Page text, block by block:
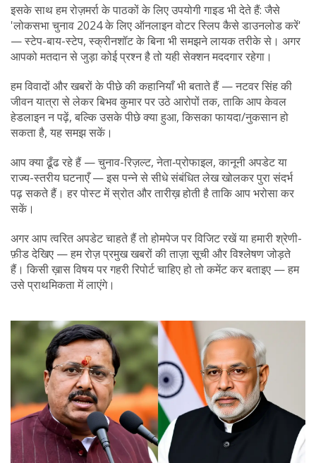
इसके साथ हम रोज़मर्रा के पाठकों के लिए उपयोगी गाइड भी देते हैं: जैसे
'लोकसभा चुनाव 2024 के लिए ऑनलाइन वोटर स्लिप कैसे डाउनलोड करें'
— स्टेप-बाय-स्टेप, स्क्रीनशॉट के बिना भी समझने लायक तरीके से। अगर
आपको मतदान से जुड़ा कोई प्रश्न है तो यही सेक्शन मददगार रहेगा।
हम विवादों और खबरों के पीछे की कहानियाँ भी बताते हैं — नटवर सिंह की
जीवन यात्रा से लेकर बिभव कुमार पर उठे आरोपों तक, ताकि आप केवल
हेडलाइन न पढ़ें, बल्कि उसके पीछे क्या हुआ, किसका फायदा/नुकसान हो
सकता है, यह समझ सकें।
आप क्या ढूँढ रहे हैं — चुनाव-रिज़ल्ट, नेता‑प्रोफाइल, कानूनी अपडेट या
राज्य-स्तरीय घटनाएँ — इस पन्ने से सीधे संबंधित लेख खोलकर पुरा संदर्भ
पढ़ सकते हैं। हर पोस्ट में स्रोत और तारीख़ होती है ताकि आप भरोसा कर
सकें।
अगर आप त्वरित अपडेट चाहते हैं तो होमपेज पर विजिट रखें या हमारी श्रेणी-
फ़ीड देखिए — हम रोज़ प्रमुख खबरों की ताज़ा सूची और विश्लेषण जोड़ते
हैं। किसी ख़ास विषय पर गहरी रिपोर्ट चाहिए हो तो कमेंट कर बताइए — हम
उसे प्राथमिकता में लाएंगे।